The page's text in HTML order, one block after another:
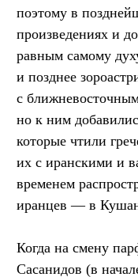
поэтому в
произведениях и
равным самому
и позднее
с
но к ним
которые чтили
их с иранскими и
временем
иранцев — в
Когда на смену
Сасанидов (в